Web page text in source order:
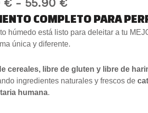
€ - 55.90 €
2.50 €
hasta
55.90 €
COMPLETO PARA
húmedo está listo para deleitar a tu
única y diferente.
cereales, libre de gluten y libre de
ingredientes naturales y frescos de
humana.